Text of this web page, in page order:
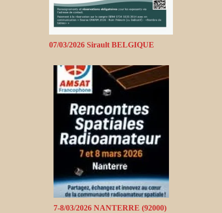
07/03/2026 Sirault BELGIQUE
7-8/03/2026 NANTERRE (92000)